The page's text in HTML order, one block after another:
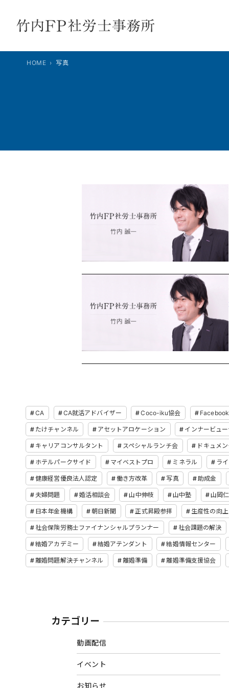
ス
HOME 写真
CA CA就活アドバイザー Coco-iku協会
たけチャンネル アセットアロケーション インナービュ
キャリアコンサルタント スペシャルランチ会 ドキュメ
ホテルパークサイド マイベストプロ ミネラル ラ
健康経営優良法人認定 働き方改革 写真 助成金
夫婦問題 婚活相談会 山中伸枝 山中塾 山岡
日本年金機構 朝日新聞 正式昇殿参拝 生産性の向上
社会保険労務士ファイナンシャルプランナー 社会課題の解決
結婚アカデミー 結婚アテンダント 結婚情報センター
離婚問題解決チャンネル 離婚準備 離婚準備支援協会
カテゴリー
動画配信
イベント
お知らせ